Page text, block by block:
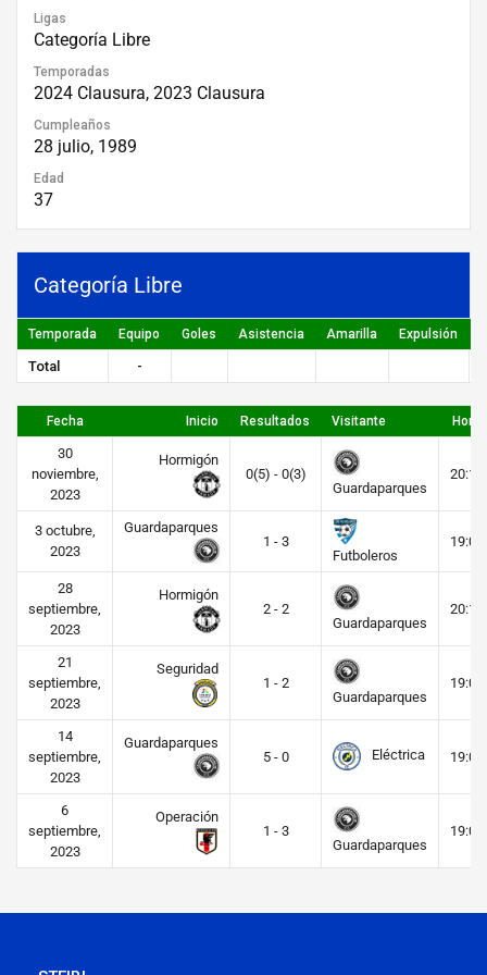
Ligas
Categoría Libre
Temporadas
2024 Clausura, 2023 Clausura
Cumpleaños
28 julio, 1989
Edad
37
Categoría Libre
Temporada Equipo Goles Asistencia Amarilla Expulsión
Total -
Fecha Inicio Resultados Visitante Hora
30
noviembre,
2023
Hormigón
0(5) - 0(3)
Guardaparques
20:16
3 octubre,
2023
Guardaparques
1 - 3
Futboleros
19:00
28
septiembre,
2023
Hormigón
2 - 2
Guardaparques
20:15
21
septiembre,
2023
Seguridad
1 - 2
Guardaparques
19:00
14
septiembre,
2023
Guardaparques
5 - 0
Eléctrica 19:00
6
septiembre,
2023
Operación
1 - 3
Guardaparques
19:00